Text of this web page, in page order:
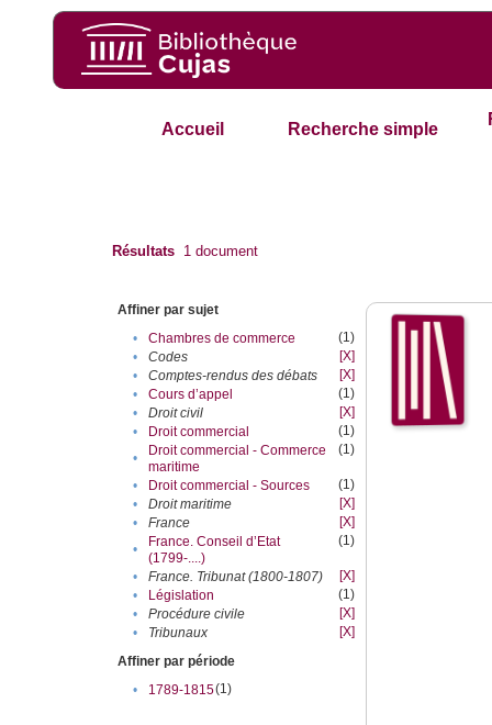
Accueil Recherche simple
Résultats 1 document
Affiner par sujet
•
Chambres de commerce
(1)
•
Codes
[X]
•
Comptes-rendus des débats
[X]
•
Cours d’appel
(1)
•
Droit civil
[X]
•
Droit commercial
(1)
•
Droit commercial - Commerce
maritime
(1)
• Droit commercial - Sources
(1)
•
Droit maritime
[X]
•
France
[X]
•
France. Conseil d’Etat
(1799-....)
(1)
• France. Tribunat (1800-1807)
[X]
•
Législation
(1)
•
Procédure civile
[X]
•
Tribunaux
[X]
Affiner par période
•
1789-1815(1)